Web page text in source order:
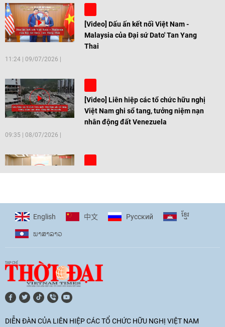
[Video] Dấu ấn kết nối Việt Nam -
Malaysia của Đại sứ Dato' Tan Yang
Thai
11:24 09/07/2026
[Video] Liên hiệp các tổ chức hữu nghị
Việt Nam ghi sổ tang, tưởng niệm nạn
nhân động đất Venezuela
09:35 08/07/2026
[Video] Trẻ em Đông Á cùng kiến tạo
11:10|17/06/2026
hòa bình, hữu nghị giữa các dân tộc"
English 中文 Pусский ខ្មែរ
ພາ​ສາ​ລາວ
DIỄN ĐÀN CỦA LIÊN HIỆP CÁC TỔ CHỨC HỮU NGHỊ VIỆT NAM